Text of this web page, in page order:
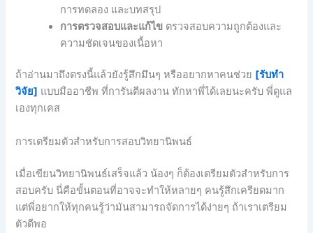
การทดลอง และบทสรุป
การตรวจสอบและแก้ไข ตรวจสอบความถูกต้องและ
ความชัดเจนของเนื้อหา
ถ้าอ่านมาถึงตรงนี้แล้วยังรู้สึกมึนๆ หรืออยากหาคนช่วย [รับทำ
วิจัย] แบบมืออาชีพ ที่การันตีผลงาน ทักหาพี่ได้เลยนะครับ พี่ดูแล
เองทุกเคส
การเตรียมตัวสำหรับการสอบวิทยานิพนธ์
เมื่อเขียนวิทยานิพนธ์เสร็จแล้ว น้องๆ ก็ต้องเตรียมตัวสำหรับการ
สอบครับ นี่คือขั้นตอนที่อาจจะทำให้หลายๆ คนรู้สึกเครียดมาก
แต่พี่อยากให้ทุกคนรู้ว่ามันสามารถจัดการได้ง่ายๆ ถ้าเราเตรียม
ตัวดีพอ